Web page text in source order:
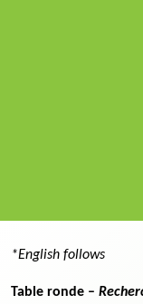
*English follows
Table ronde –